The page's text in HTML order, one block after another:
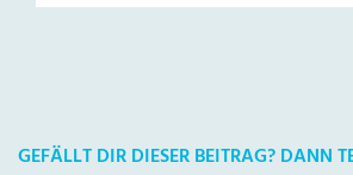
GEFÄLLT DIR DIESER BEITRAG? DANN